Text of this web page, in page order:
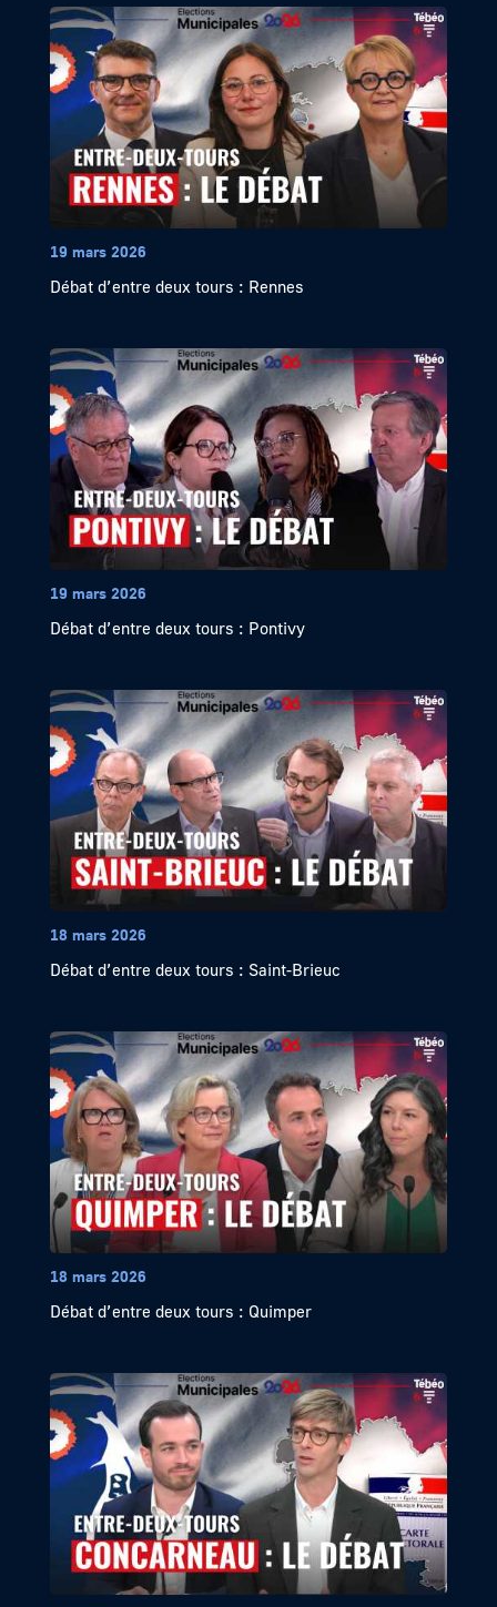
19 mars 2026
Débat d’entre deux tours : Rennes
19 mars 2026
Débat d’entre deux tours : Pontivy
18 mars 2026
Débat d’entre deux tours : Saint-Brieuc
18 mars 2026
Débat d’entre deux tours : Quimper